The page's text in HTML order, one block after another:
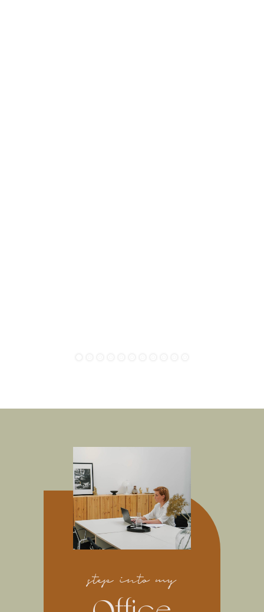
step into my